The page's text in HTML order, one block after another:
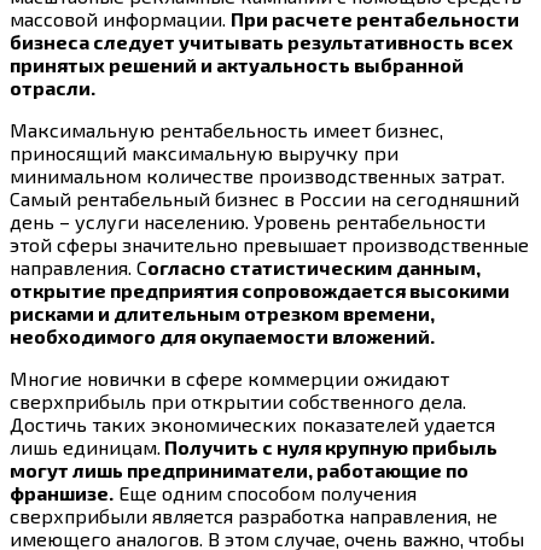
массовой информации. При расчете рентабельности
бизнеса следует учитывать результативность всех
принятых решений и актуальность выбранной
отрасли.
Максимальную рентабельность имеет бизнес,
приносящий максимальную выручку при
минимальном количестве производственных затрат.
Самый рентабельный бизнес в России на сегодняшний
день – услуги населению. Уровень рентабельности
этой сферы значительно превышает производственные
направления. Согласно статистическим данным,
открытие предприятия сопровождается высокими
рисками и длительным отрезком времени,
необходимого для окупаемости вложений.
Многие новички в сфере коммерции ожидают
сверхприбыль при открытии собственного дела.
Достичь таких экономических показателей удается
лишь единицам. Получить с нуля крупную прибыль
могут лишь предприниматели, работающие по
франшизе. Еще одним способом получения
сверхприбыли является разработка направления, не
имеющего аналогов. В этом случае, очень важно, чтобы